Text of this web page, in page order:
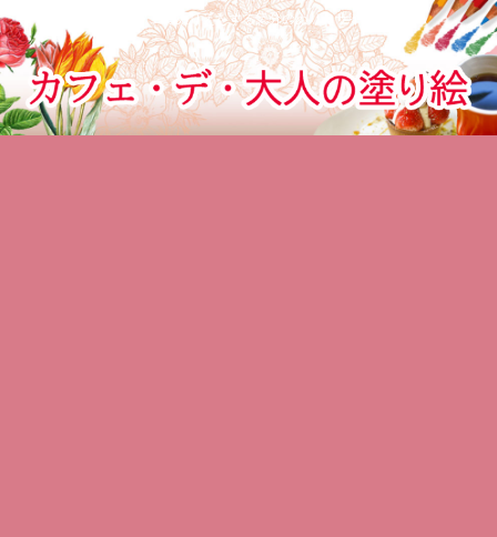
カフェでぬりえをする気分のぬりえサイト